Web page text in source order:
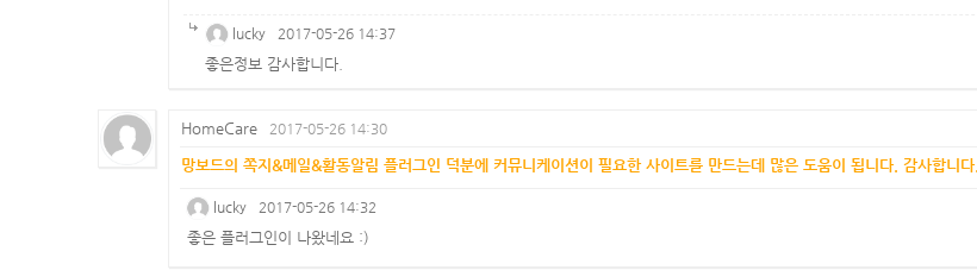
lucky 2017-05-26 14:37
좋은정보 감사합니다.
HomeCare 2017-05-26 14:30
망보드의 쪽지&메일&활동알림 플러그인 덕분에 커뮤니케이션이 필요한 사이트를 만드는데 많은 도움이 됩니다. 감사합니다.
lucky 2017-05-26 14:32
좋은 플러그인이 나왔네요 :)